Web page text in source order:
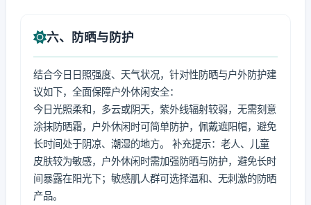
六、防晒与防护
结合今日日照强度、天气状况，针对性防晒与户外防护建
议如下，全面保障户外休闲安全：
今日光照柔和，多云或阴天，紫外线辐射较弱，无需刻意
涂抹防晒霜，户外休闲时可简单防护，佩戴遮阳帽，避免
长时间处于阴凉、潮湿的地方。 补充提示：老人、儿童
皮肤较为敏感，户外休闲时需加强防晒与防护，避免长时
间暴露在阳光下；敏感肌人群可选择温和、无刺激的防晒
产品。